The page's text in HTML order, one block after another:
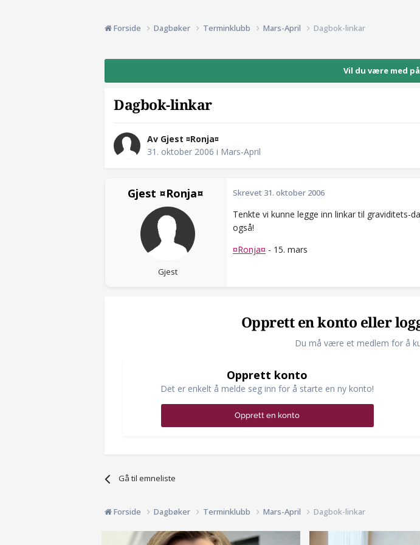
Forside Dagbøker Terminklubb Mars-April Dagbok-linkar
Vil du være med
Dagbok-linkar
Av Gjest ¤Ronja¤
31. oktober 2006 i Mars-April
Gjest ¤Ronja¤
Gjest
Skrevet 31. oktober 2006
Tenkte vi kunne legge inn linkar til graviditets-
også!
¤Ronja¤ - 15. mars
Opprett en konto eller
Du må være et medlem for å
Opprett konto
Det er enkelt å melde seg inn for å starte en ny konto!
Opprett en konto
Gå til emneliste
Forside Dagbøker Terminklubb Mars-April Dagbok-linkar